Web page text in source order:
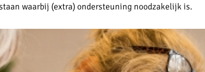
waarbij (extra) ondersteuning noodzakelijk is.